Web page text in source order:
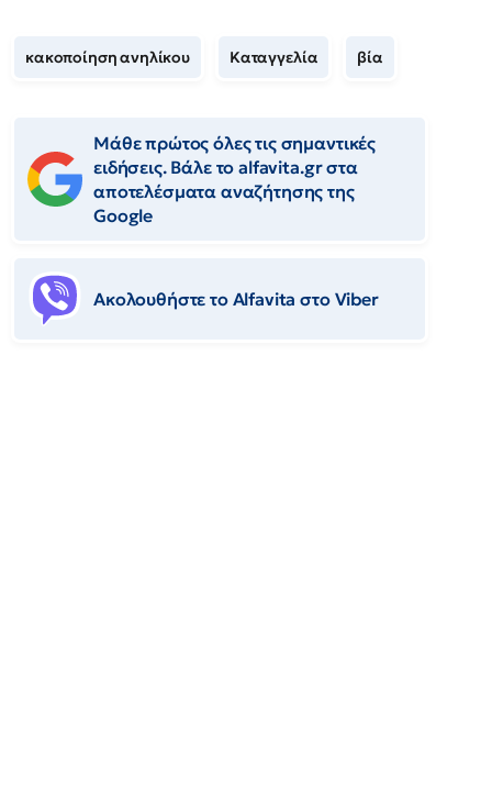
κακοποίηση ανηλίκου Καταγγελία βία
Μάθε πρώτος όλες τις σημαντικές
ειδήσεις. Βάλε το alfavita.gr στα
αποτελέσματα αναζήτησης της
Google
Ακολουθήστε το Αlfavita στο Viber